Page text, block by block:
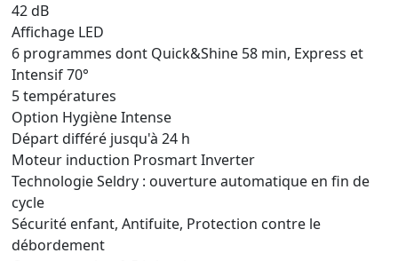
42 dB
Affichage LED
6 programmes dont Quick&Shine 58 min, Express et
Intensif 70°
5 températures
Option Hygiène Intense
Départ différé jusqu'à 24 h
Moteur induction Prosmart Inverter
Technologie Seldry : ouverture automatique en fin de
cycle
Sécurité enfant, Antifuite, Protection contre le
débordement